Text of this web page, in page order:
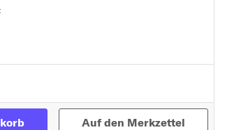
Auf den Merkzettel